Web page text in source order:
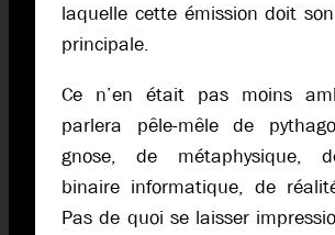
laquelle cette émission doit
principale.
Ce n’en était pas moins
parlera pêle-mêle de
gnose, de métaphysique,
binaire informatique, de
Pas de quoi se laisser